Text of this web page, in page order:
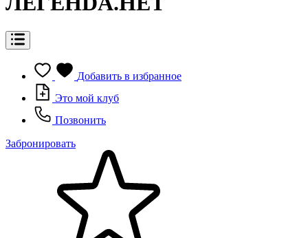
Добавить в избранное
Это мой клуб
Позвонить
Забронировать